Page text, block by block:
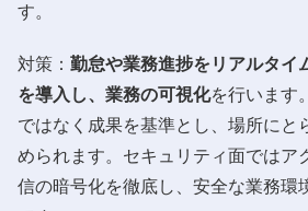
す。
対策： 勤怠や業務進捗をリアルタイ
を導入し、業務の可視化を行います
ではなく成果を基準とし、場所にと
められます。セキュリティ面ではア
信の暗号化を徹底し、安全な業務環